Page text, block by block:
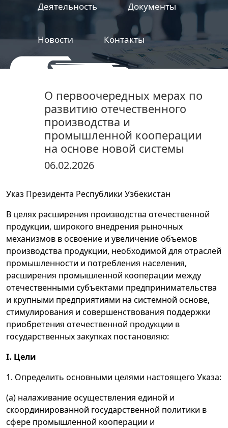
Деятельность Документы
Новости Контакты
железнодорожной продукции
О первоочередных мерах по
развитию отечественного
производства и
промышленной кооперации
на основе новой системы
06.02.2026
Указ Президента Республики Узбекистан
В целях расширения производства отечественной
продукции, широкого внедрения рыночных
механизмов в освоение и увеличение объемов
производства продукции, необходимой для отраслей
промышленности и потребления населения,
расширения промышленной кооперации между
отечественными субъектами предпринимательства
и крупными предприятиями на системной основе,
стимулирования и совершенствования поддержки
приобретения отечественной продукции в
государственных закупках постановляю:
I. Цели
1. Определить основными целями настоящего Указа:
(а) налаживание осуществления единой и
скоординированной государственной политики в
сфере промышленной кооперации и